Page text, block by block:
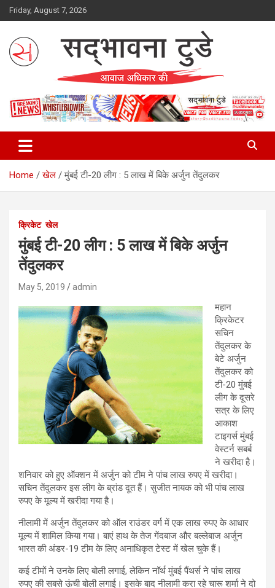
Skip
to
Friday, August 7, 2026
Sadbhawna Today
Home खेल मुंबई टी-20 लीग : 5 लाख में बिके अर्जुन तेंदुलकर
क्रिकेट खेल
मुंबई टी-20 लीग : 5 लाख में बिके अर्जुन
तेंदुलकर
May 5, 2019 admin
महान
क्रिकेटर
सचिन
तेंदुलकर के
बेटे अर्जुन
तेंदुलकर को
टी-20 मुंबई
लीग के दूसरे
सत्र के लिए
आकाश
टाइगर्स मुंबई
वेस्टर्न सबर्ब
ने खरीदा है।
शनिवार को हुए ऑक्शन में अर्जुन को टीम ने पांच लाख रुपए में खरीदा।
सचिन तेंदुलकर इस लीग के ब्रांड दूत हैं। सुजीत नायक को भी पांच लाख
रुपए के मूल्य में खरीदा गया है।
नीलामी में अर्जुन तेंदुलकर को ऑल राउंडर वर्ग में एक लाख रुपए के आधार
मूल्य में शामिल किया गया। बाएं हाथ के तेज गेंदबाज और बल्लेबाज अर्जुन
भारत की अंडर-19 टीम के लिए अनाधिकृत टेस्ट में खेल चुके हैं।
कई टीमों ने उनके लिए बोली लगाई, लेकिन नॉर्थ मुंबई पैंथर्स ने पांच लाख
रुपए की सबसे ऊंची बोली लगाई। इसके बाद नीलामी करा रहे चारू शर्मा ने दो